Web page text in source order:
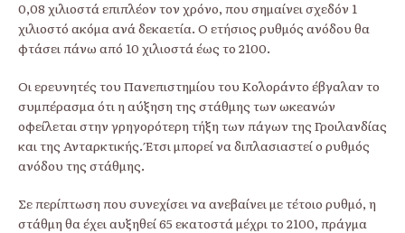
0,08 χιλιοστά επιπλέον τον χρόνο, που σημαίνει σχεδόν 1
χιλιοστό ακόμα ανά δεκαετία. Ο ετήσιος ρυθμός ανόδου θα
φτάσει πάνω από 10 χιλιοστά έως το 2100.
Οι ερευνητές του Πανεπιστημίου του Κολοράντο έβγαλαν το
συμπέρασμα ότι η αύξηση της στάθμης των ωκεανών
οφείλεται στην γρηγορότερη τήξη των πάγων της Γροιλανδίας
και της Ανταρκτικής. Έτσι μπορεί να διπλασιαστεί ο ρυθμός
ανόδου της στάθμης.
Σε περίπτωση που συνεχίσει να ανεβαίνει με τέτοιο ρυθμό, η
στάθμη θα έχει αυξηθεί 65 εκατοστά μέχρι το 2100, πράγμα